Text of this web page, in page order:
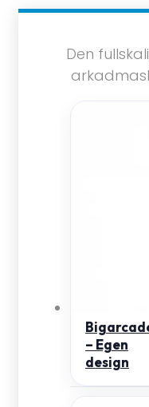
Den
– Egen
design